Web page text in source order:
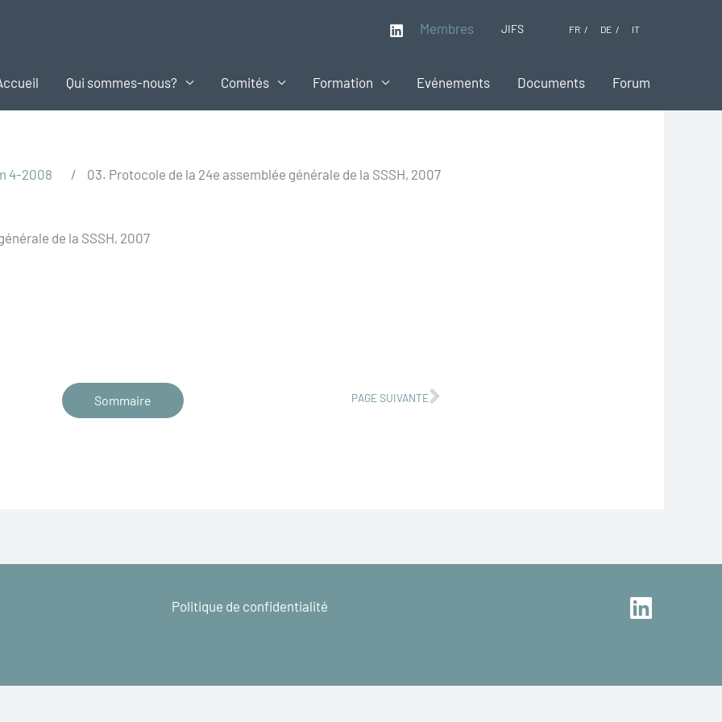
Membres JIFS FR DE IT
Qui sommes-nous? Comités Formation Evénements Documents Forum
4-2008 / 03. Protocole de la 24e assemblée générale de la SSSH, 2007
de la SSSH, 2007
PAGE SUIVANTE
Sommaire
Politique de confidentialité